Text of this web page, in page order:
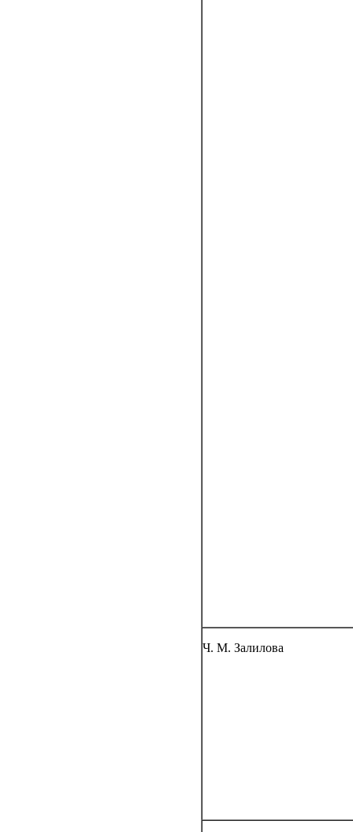
Ч. М. Залилова